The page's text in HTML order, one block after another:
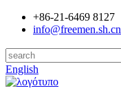
+86-21-6469 8127
info@freemen.sh.cn
English